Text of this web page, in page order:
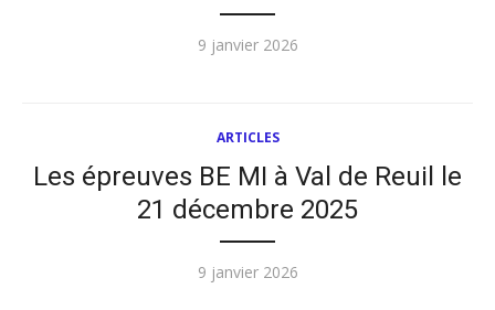
Publié
9 janvier 2026
ARTICLES
Les épreuves BE MI à Val de Reuil le
21 décembre 2025
Publié
9 janvier 2026